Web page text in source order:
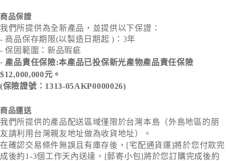
商品保證
我們所提供為全新產品，並提供以下保證：
- 商品保存期限(以製造日期起 )：3年
- 保固範圍：新品瑕疵
- 產品責任保險:本產品已投保新光產物產品責任保險
$12,000,000元。
(保險證號：1313-05AKP0000026)
商品運送
我們所提供的產品配送區域僅限於台灣本島（外島地區的朋
友請利用台灣親友地址做為收貨地址）。
在確認交易條件無誤且有庫存後，[宅配通貨運]將於您付款完
成後約1-3個工作天內送達，[郵寄小包]將於您訂購完成後約